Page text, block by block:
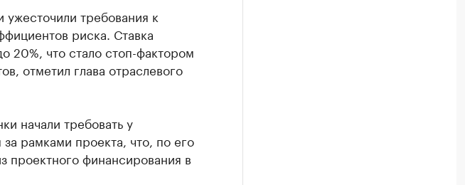
требования к
риска. Ставка
20%, что стало стоп-фактором
отметил глава отраслевого
начали требовать у
рамками проекта, что, по его
проектного финансирования в